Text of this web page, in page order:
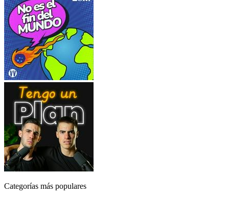
Categorías más populares